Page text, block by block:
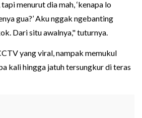
menurut dia mah, ‘kenapa lo
gua?’ Aku nggak ngebanting
Dari situ awalnya," tuturnya.
yang viral, nampak memukul
kali hingga jatuh tersungkur di teras